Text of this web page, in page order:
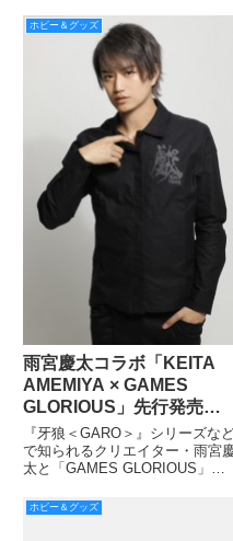
したライブステージ公演のDVD
化が決定。『ウルトラマンフェス
ティバル2016』会場内にて先行
販売を行う。
ホビー＆グッズ
雨宮慶太コラボ「KEITA
AMEMIYA × GAMES
GLORIOUS」先行発売決
定！ イメージキャラクタ
ーは井上正大！
『牙狼＜GARO＞』シリーズな
で知られるクリエイター・雨宮
太と「GAMES GLORIOUS」と
ン「KEITA AMEMIYA × GAMES
ホビー＆グッズ